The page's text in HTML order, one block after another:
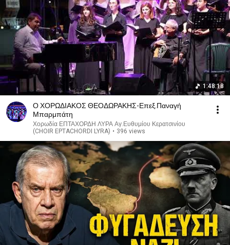
1:48:18
Ο ΧΟΡΩΔΙΑΚΟΣ ΘΕΟΔΩΡΑΚΗΣ-Επεξ.Παναγή
Μπαρμπάτη
Χορωδία ΕΠΤΑΧΟΡΔΗ ΛΥΡΑ Αγ.Ευθυμίου Κερατσινίου
(CHOIR EPTACHORDI LYRA) • 396 views